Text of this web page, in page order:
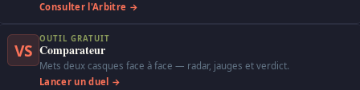
Consulter l'Arbitre →
VS
OUTIL GRATUIT
Comparateur
Mets deux casques face à face — radar, jauges et verdict.
Lancer un duel →